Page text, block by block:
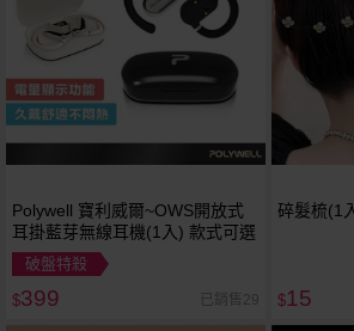
Polywell 寶利威爾~OWS開放式
耳掛藍芽無線耳機(1入) 款式可選
破盤特殺
$399 已銷售29
碎髮梳(1
$15